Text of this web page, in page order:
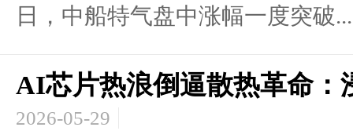
日，中船特气盘中涨幅一度突破...
AI芯片热浪倒逼散热革命：
2026-05-29